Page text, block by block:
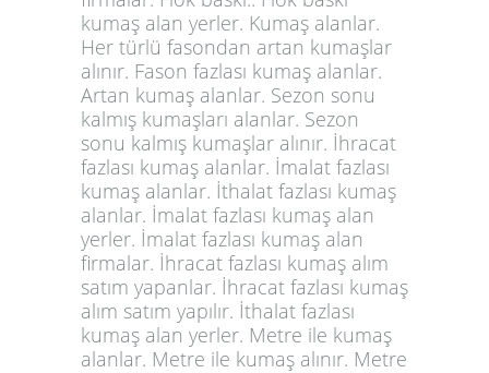
kumaş alan yerler. Kumaş alanlar.
Her türlü fasondan artan kumaşlar
alınır. Fason fazlası kumaş alanlar.
Artan kumaş alanlar. Sezon sonu
kalmış kumaşları alanlar. Sezon
sonu kalmış kumaşlar alınır. İhracat
fazlası kumaş alanlar. İmalat fazlası
kumaş alanlar. İthalat fazlası kumaş
alanlar. İmalat fazlası kumaş alan
yerler. İmalat fazlası kumaş alan
firmalar. İhracat fazlası kumaş alım
satım yapanlar. İhracat fazlası kumaş
alım satım yapılır. İthalat fazlası
kumaş alan yerler. Metre ile kumaş
alanlar. Metre ile kumaş alınır. Metre